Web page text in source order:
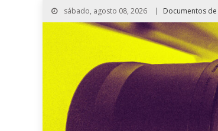
sábado, agosto 08, 2026 Documentos de